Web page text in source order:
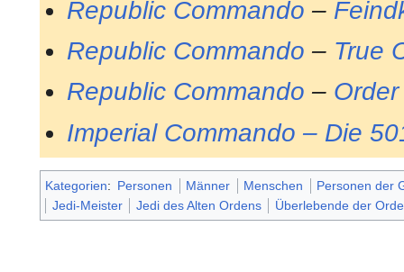
Republic Commando –
Republic Commando – True
Republic Commando –
Imperial Commando – Die
Kategorien: Personen Männer Menschen
Personen der
Jedi-Meister
Jedi des Alten Ordens Überlebende der